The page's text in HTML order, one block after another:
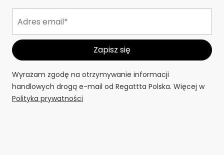
Wyrażam zgodę na otrzymywanie informacji
handlowych drogą e-mail od Regattta Polska. Więcej w
Polityka prywatności